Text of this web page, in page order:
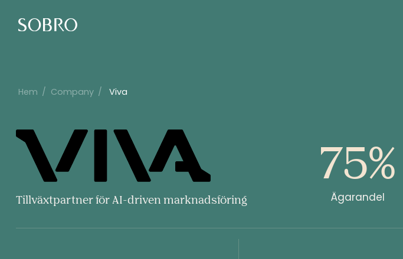
Hem / Company / Viva
Viva
Tillväxtpartner för AI-driven marknadsföring
75%
Ägarandel